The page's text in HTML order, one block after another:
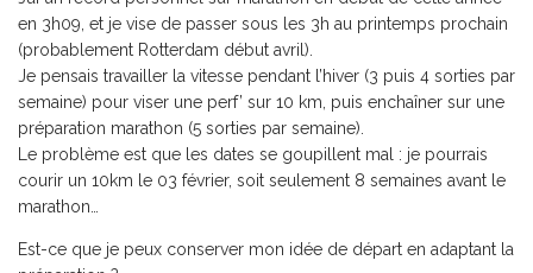
en 3h09, et je vise de passer sous les 3h au printemps prochain
(probablement Rotterdam début avril).
Je pensais travailler la vitesse pendant l’hiver (3 puis 4 sorties par
semaine) pour viser une perf’ sur 10 km, puis enchaîner sur une
préparation marathon (5 sorties par semaine).
Le problème est que les dates se goupillent mal : je pourrais
courir un 10km le 03 février, soit seulement 8 semaines avant le
marathon…
Est-ce que je peux conserver mon idée de départ en adaptant la